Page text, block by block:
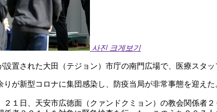
사진 크게보기
置された大田（テジョン）市庁の南門広場で、医療ス
が新型コロナに集団感染し、防疫当局が非常事態を迎えた
１日、天安市広徳面（クァンドクミョン）の教会関係者